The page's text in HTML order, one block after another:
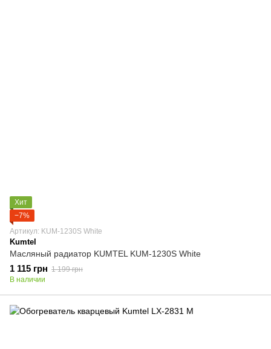
Хит
−7%
Артикул: KUM-1230S White
Kumtel
Масляный радиатор KUMTEL KUM-1230S White
1 115 грн 1 199 грн
В наличии